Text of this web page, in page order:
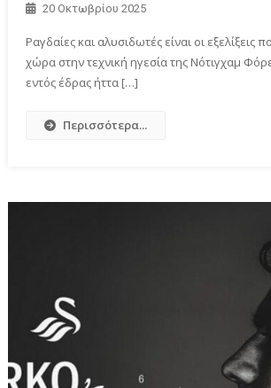
20 Οκτωβρίου 2025
Ραγδαίες και αλυσιδωτές είναι οι εξελίξεις
χώρα στην τεχνική ηγεσία της Νότιγχαμ
εντός έδρας ήττα […]
Περισσότερα...